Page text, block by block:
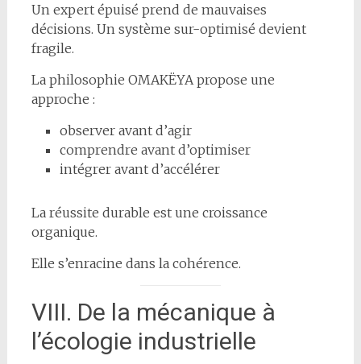
Un expert épuisé prend de mauvaises
décisions. Un système sur-optimisé devient
fragile.
La philosophie OMAKËYA propose une
approche :
observer avant d’agir
comprendre avant d’optimiser
intégrer avant d’accélérer
La réussite durable est une croissance
organique.
Elle s’enracine dans la cohérence.
VIII. De la mécanique à
l’écologie industrielle